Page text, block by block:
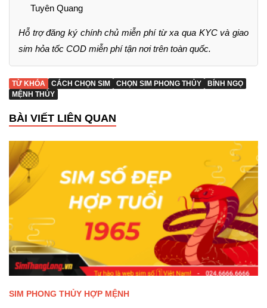
Tuyên Quang
Hỗ trợ đăng ký chính chủ miễn phí từ xa qua KYC và giao
sim hỏa tốc COD miễn phí tận nơi trên toàn quốc.
TỪ KHÓA CÁCH CHỌN SIM CHỌN SIM PHONG THỦY
BÍNH NGỌ
MỆNH THỦY
BÀI VIẾT LIÊN QUAN
SIM PHONG THỦY HỢP MỆNH